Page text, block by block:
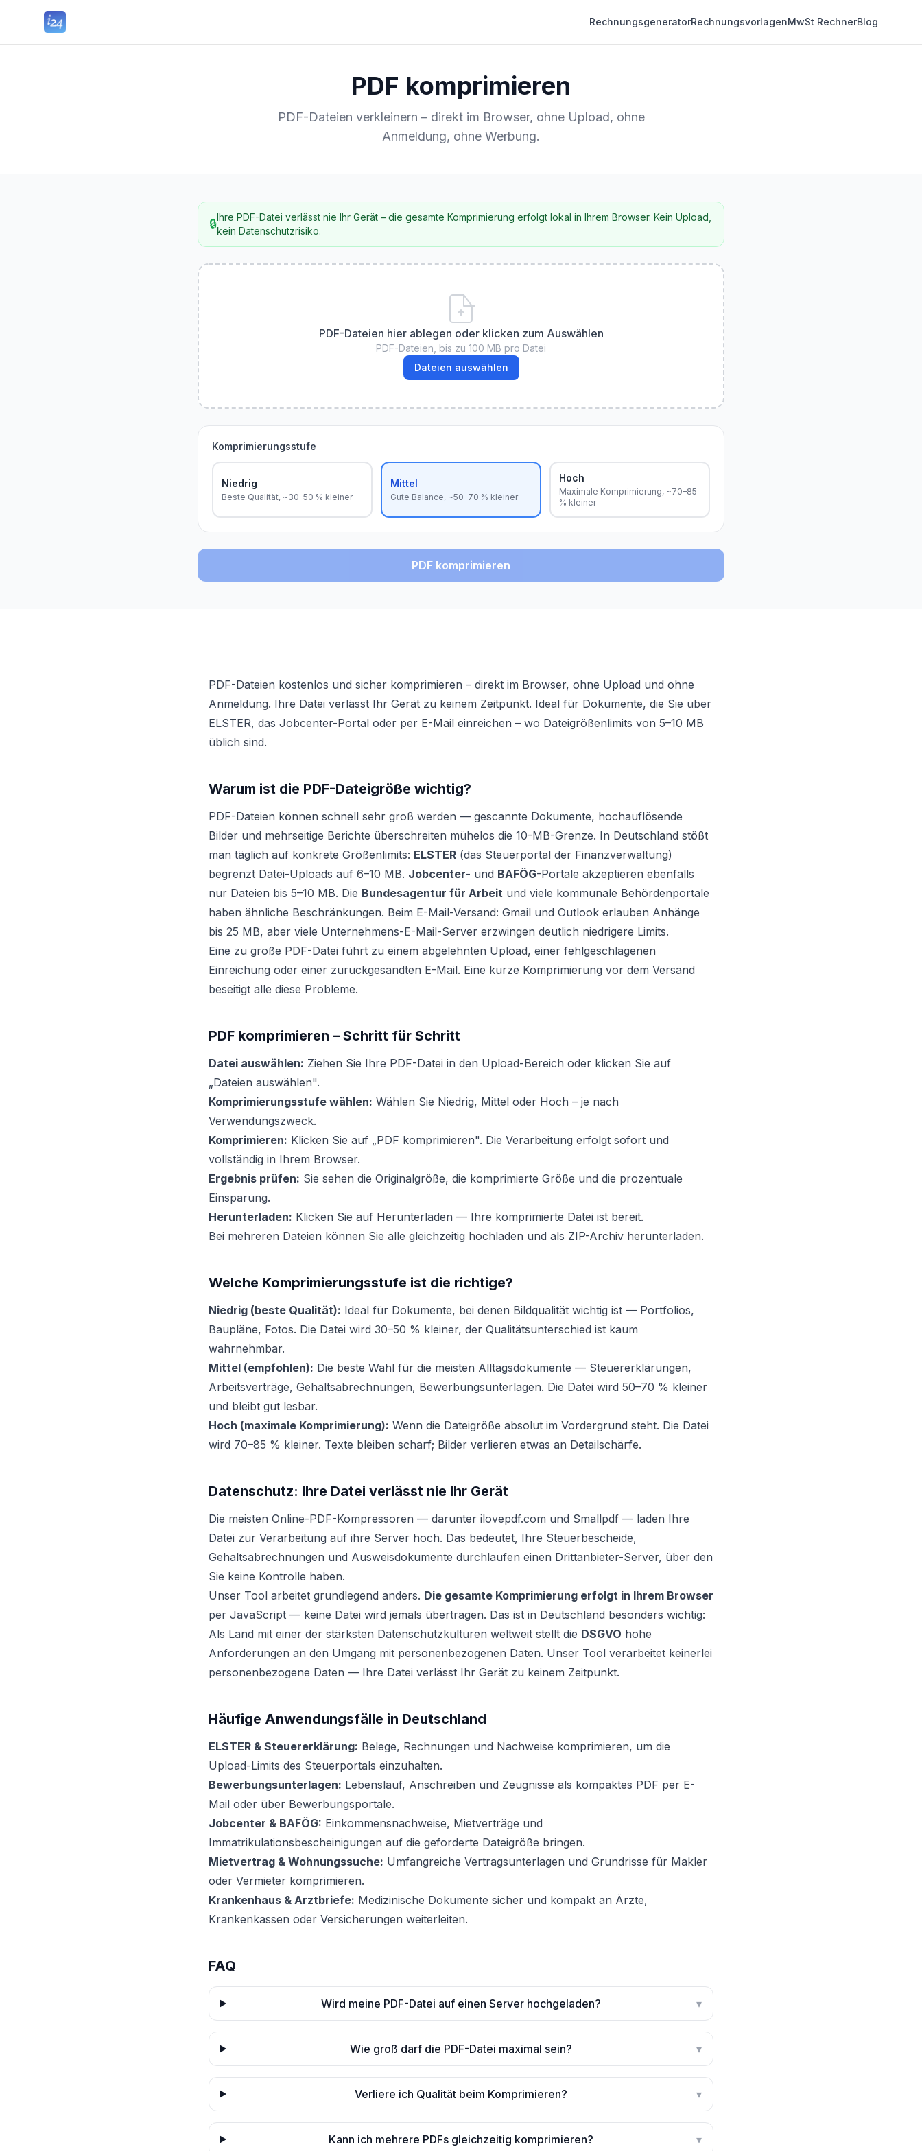
RechnungsgeneratorRechnungsvorlagenMwSt RechnerBlog
PDF komprimieren
PDF-Dateien verkleinern – direkt im Browser, ohne Upload, ohne
Anmeldung, ohne Werbung.
🔒Ihre PDF-Datei verlässt nie Ihr Gerät – die gesamte Komprimierung erfolgt lokal in Ihrem Browser. Kein Upload,
kein Datenschutzrisiko.
PDF-Dateien hier ablegen oder klicken zum Auswählen
PDF-Dateien, bis zu 100 MB pro Datei
Dateien auswählen
Komprimierungsstufe
Niedrig
Beste Qualität, ~30–50 % kleiner
Mittel
Gute Balance, ~50–70 % kleiner
Hoch
Maximale Komprimierung, ~70–85
% kleiner
PDF komprimieren
PDF-Dateien kostenlos und sicher komprimieren – direkt im Browser, ohne Upload und ohne
Anmeldung. Ihre Datei verlässt Ihr Gerät zu keinem Zeitpunkt. Ideal für Dokumente, die Sie über
ELSTER, das Jobcenter-Portal oder per E-Mail einreichen – wo Dateigrößenlimits von 5–10 MB
üblich sind.
Warum ist die PDF-Dateigröße wichtig?
PDF-Dateien können schnell sehr groß werden — gescannte Dokumente, hochauflösende
Bilder und mehrseitige Berichte überschreiten mühelos die 10-MB-Grenze. In Deutschland stößt
man täglich auf konkrete Größenlimits: ELSTER (das Steuerportal der Finanzverwaltung)
begrenzt Datei-Uploads auf 6–10 MB. Jobcenter- und BAFÖG-Portale akzeptieren ebenfalls
nur Dateien bis 5–10 MB. Die Bundesagentur für Arbeit und viele kommunale Behördenportale
haben ähnliche Beschränkungen. Beim E-Mail-Versand: Gmail und Outlook erlauben Anhänge
bis 25 MB, aber viele Unternehmens-E-Mail-Server erzwingen deutlich niedrigere Limits.
Eine zu große PDF-Datei führt zu einem abgelehnten Upload, einer fehlgeschlagenen
Einreichung oder einer zurückgesandten E-Mail. Eine kurze Komprimierung vor dem Versand
beseitigt alle diese Probleme.
PDF komprimieren – Schritt für Schritt
Datei auswählen: Ziehen Sie Ihre PDF-Datei in den Upload-Bereich oder klicken Sie auf
„Dateien auswählen".
Komprimierungsstufe wählen: Wählen Sie Niedrig, Mittel oder Hoch – je nach
Verwendungszweck.
Komprimieren: Klicken Sie auf „PDF komprimieren". Die Verarbeitung erfolgt sofort und
vollständig in Ihrem Browser.
Ergebnis prüfen: Sie sehen die Originalgröße, die komprimierte Größe und die prozentuale
Einsparung.
Herunterladen: Klicken Sie auf Herunterladen — Ihre komprimierte Datei ist bereit.
Bei mehreren Dateien können Sie alle gleichzeitig hochladen und als ZIP-Archiv herunterladen.
Welche Komprimierungsstufe ist die richtige?
Niedrig (beste Qualität): Ideal für Dokumente, bei denen Bildqualität wichtig ist — Portfolios,
Baupläne, Fotos. Die Datei wird 30–50 % kleiner, der Qualitätsunterschied ist kaum
wahrnehmbar.
Mittel (empfohlen): Die beste Wahl für die meisten Alltagsdokumente — Steuererklärungen,
Arbeitsverträge, Gehaltsabrechnungen, Bewerbungsunterlagen. Die Datei wird 50–70 % kleiner
und bleibt gut lesbar.
Hoch (maximale Komprimierung): Wenn die Dateigröße absolut im Vordergrund steht. Die Datei
wird 70–85 % kleiner. Texte bleiben scharf; Bilder verlieren etwas an Detailschärfe.
Datenschutz: Ihre Datei verlässt nie Ihr Gerät
Die meisten Online-PDF-Kompressoren — darunter ilovepdf.com und Smallpdf — laden Ihre
Datei zur Verarbeitung auf ihre Server hoch. Das bedeutet, Ihre Steuerbescheide,
Gehaltsabrechnungen und Ausweisdokumente durchlaufen einen Drittanbieter-Server, über den
Sie keine Kontrolle haben.
Unser Tool arbeitet grundlegend anders. Die gesamte Komprimierung erfolgt in Ihrem Browser
per JavaScript — keine Datei wird jemals übertragen. Das ist in Deutschland besonders wichtig:
Als Land mit einer der stärksten Datenschutzkulturen weltweit stellt die DSGVO hohe
Anforderungen an den Umgang mit personenbezogenen Daten. Unser Tool verarbeitet keinerlei
personenbezogene Daten — Ihre Datei verlässt Ihr Gerät zu keinem Zeitpunkt.
Häufige Anwendungsfälle in Deutschland
ELSTER & Steuererklärung: Belege, Rechnungen und Nachweise komprimieren, um die
Upload-Limits des Steuerportals einzuhalten.
Bewerbungsunterlagen: Lebenslauf, Anschreiben und Zeugnisse als kompaktes PDF per E-
Mail oder über Bewerbungsportale.
Jobcenter & BAFÖG: Einkommensnachweise, Mietverträge und
Immatrikulationsbescheinigungen auf die geforderte Dateigröße bringen.
Mietvertrag & Wohnungssuche: Umfangreiche Vertragsunterlagen und Grundrisse für Makler
oder Vermieter komprimieren.
Krankenhaus & Arztbriefe: Medizinische Dokumente sicher und kompakt an Ärzte,
Krankenkassen oder Versicherungen weiterleiten.
FAQ
Wird meine PDF-Datei auf einen Server hochgeladen? ▾
Wie groß darf die PDF-Datei maximal sein? ▾
Verliere ich Qualität beim Komprimieren? ▾
Kann ich mehrere PDFs gleichzeitig komprimieren? ▾